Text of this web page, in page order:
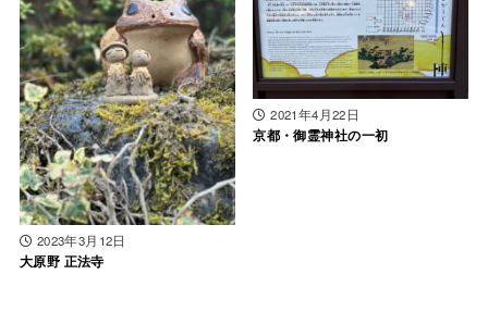
2023年3月12日
大原野 正法寺
2021年4月22日
京都・御霊神社の一初